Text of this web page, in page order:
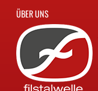
ÜBER UNS